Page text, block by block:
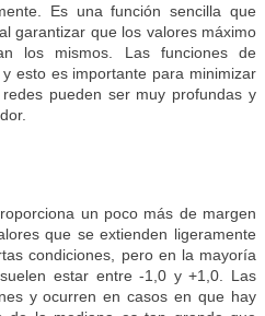
Es una función sencilla que
garantizar que los valores máximo
los mismos. Las funciones de
esto es importante para minimizar
pueden ser muy profundas y
un poco más de margen
que se extienden ligeramente
condiciones, pero en la mayoría
estar entre -1,0 y +1,0. Las
y ocurren en casos en que hay